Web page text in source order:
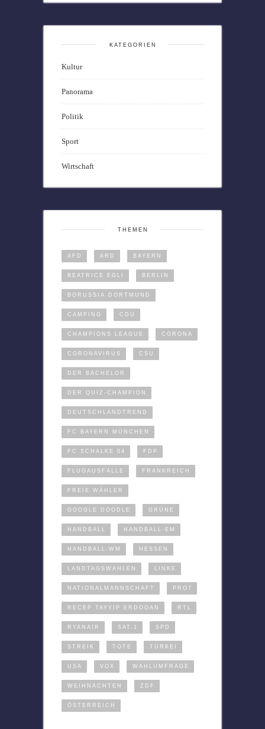
KATEGORIEN
Kultur
Panorama
Politik
Sport
Wirtschaft
THEMEN
AFD ARD BAYERN
BEATRICE EGLI BERLIN
BORUSSIA DORTMUND
CAMPING CDU
CHAMPIONS LEAGUE CORONA
CORONAVIRUS CSU
DER BACHELOR
DER QUIZ-CHAMPION
DEUTSCHLANDTREND
FC BAYERN MÜNCHEN
FC SCHALKE 04 FDP
FLUGAUSFÄLLE FRANKREICH
FREIE WÄHLER
GOOGLE DOODLE GRÜNE
HANDBALL HANDBALL-EM
HANDBALL-WM HESSEN
LANDTAGSWAHLEN LINKE
NATIONALMANNSCHAFT PRO7
RECEP TAYYIP ERDOGAN RTL
RYANAIR SAT.1 SPD
STREIK TOTE TÜRKEI
USA VOX WAHLUMFRAGE
WEIHNACHTEN ZDF
ÖSTERREICH